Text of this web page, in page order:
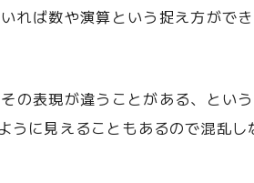
れば数や演算という捉え方がで
の表現が違うことがある、とい
に見えることもあるので混乱し